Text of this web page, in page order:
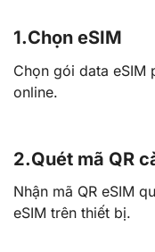
1.Chọn eSIM
Chọn gói data eSIM
online.
2.Quét mã QR
Nhận mã QR eSIM
eSIM trên thiết bị.